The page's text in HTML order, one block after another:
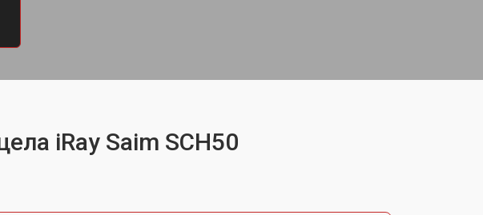
iRay Saim SCH50